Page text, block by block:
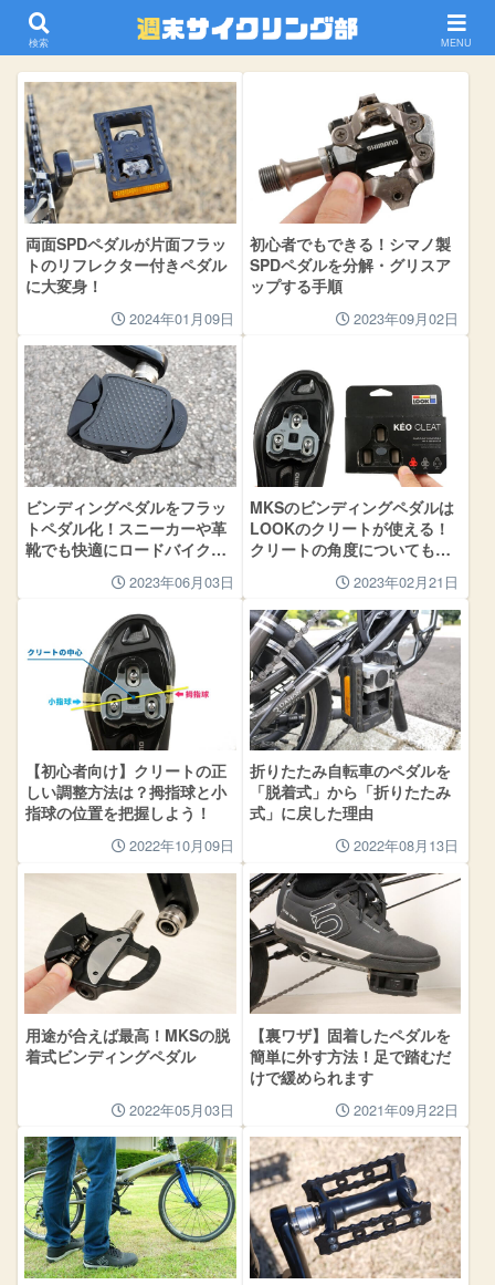
ペダル
両面SPDペダルが片面フラッ
トのリフレクター付きペダル
に大変身！
2024年01月09日
初心者でもできる！シマノ製
SPDペダルを分解・グリスア
ップする手順
2023年09月02日
ビンディングペダルをフラッ
トペダル化！スニーカーや革
靴でも快適にロードバイクに
2023年06月03日
MKSのビンディングペダルは
LOOKのクリートが使える！
クリートの角度についても解
2023年02月21日
【初心者向け】クリートの正
しい調整方法は？拇指球と小
指球の位置を把握しよう！
2022年10月09日
折りたたみ自転車のペダルを
「脱着式」から「折りたたみ
式」に戻した理由
2022年08月13日
用途が合えば最高！MKSの脱
着式ビンディングペダル
2022年05月03日
【裏ワザ】固着したペダルを
簡単に外す方法！足で踏むだ
けで緩められます
2021年09月22日
検索 MENU